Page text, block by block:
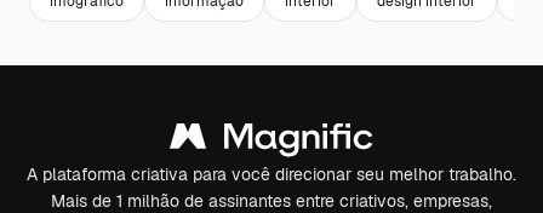
A plataforma criativa para você direcionar seu melhor trabalho.
Mais de 1 milhão de assinantes entre criativos, empresas,